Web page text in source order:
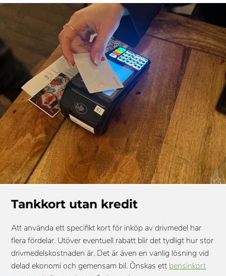
Tankkort utan kredit
Att använda ett specifikt kort för inköp av drivmedel har
flera fördelar. Utöver eventuell rabatt blir det tydligt hur stor
drivmedelskostnaden är. Det är även en vanlig lösning vid
delad ekonomi och gemensam bil. Önskas ett bensinkort